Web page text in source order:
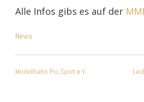
Alle Infos gibs es auf der
News
Modellbahn Pro Sport e.V.